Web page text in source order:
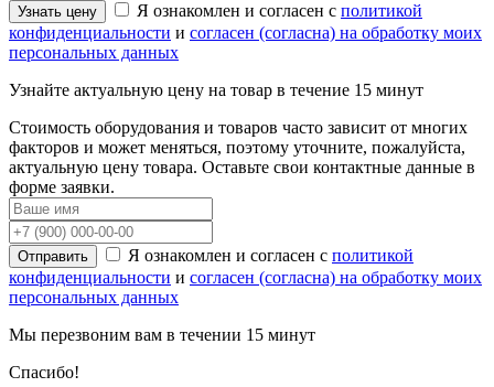
Узнать цену Я ознакомлен и согласен с политикой
конфиденциальности и согласен (согласна) на обработку моих
персональных данных
Узнайте актуальную цену на товар в течение 15 минут
Стоимость оборудования и товаров часто зависит от многих
факторов и может меняться, поэтому уточните, пожалуйста,
актуальную цену товара. Оставьте свои контактные данные в
форме заявки.
Отправить Я ознакомлен и согласен с политикой
конфиденциальности и согласен (согласна) на обработку моих
персональных данных
Мы перезвоним вам в течении 15 минут
Спасибо!